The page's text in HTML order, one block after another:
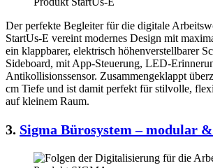
Der perfekte Begleiter für die digitale
StartUs-E vereint modernes Design mit
ein klappbarer, elektrisch höhenverstellbarer
Sideboard, mit App-Steuerung, LED-
Antikollisionssensor. Zusammengeklappt
cm Tiefe und ist damit perfekt für stilvolle,
auf kleinem Raum.
3. Sigma Bürosystem – modular